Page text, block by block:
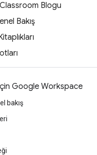
Blogu
Bakış
Google Workspace
bakış